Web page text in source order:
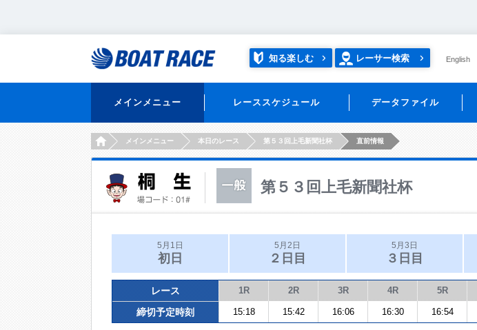
知る楽しむ レーサー検索 English
メインメニュー レーススケジュール データファイル
HOMEメインメニュー 本日のレース 第５３回上毛新聞社杯 直前情報
第５３回上毛新聞社杯
5月1日
初日
5月2日
２日目
5月3日
３日目
レース 1R 2R 3R 4R 5R
締切予定時刻 15:18 15:42 16:06 16:30 16:54